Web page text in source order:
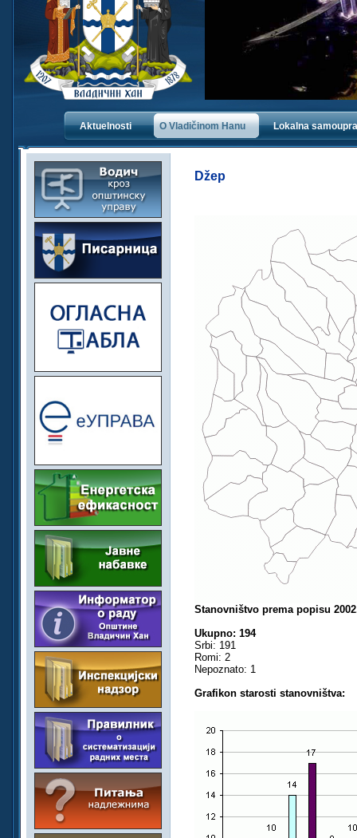
Aktuelnosti O Vladičinom Hanu Lokalna
Džep
Stanovništvo prema popisu
Ukupno: 194
Srbi: 191
Romi: 2
Nepoznato: 1
Grafikon starosti stanovništva: